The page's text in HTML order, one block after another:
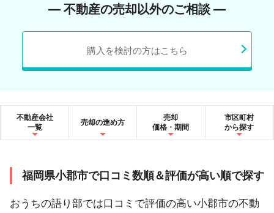
― 不動産の売却以外のご相談 ―
購入を検討の方はこちら
不動産会社
一覧
売却の進め方
売却
価格・期間
市区町村
から探す
福岡県小郡市で口コミ数順＆評価が高い順で探す
おうちの語り部では口コミで評価の高い小郡市の不動